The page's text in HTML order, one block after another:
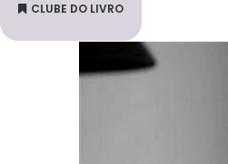
CLUBE DO LIVRO